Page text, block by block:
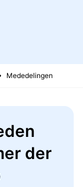
Mededelingen
der